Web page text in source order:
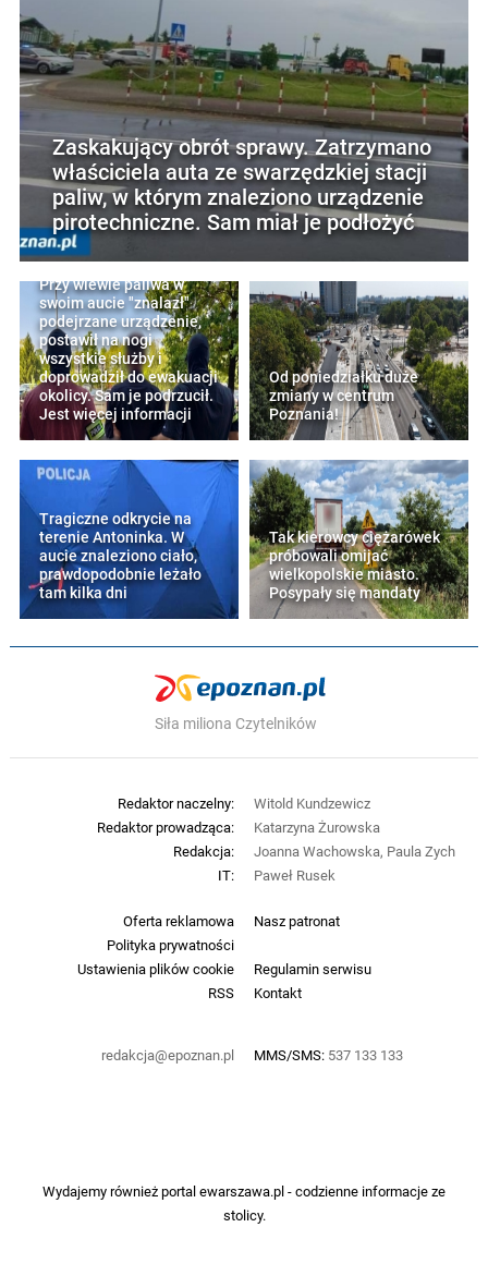
Zaskakujący obrót sprawy. Zatrzymano
właściciela auta ze swarzędzkiej stacji
paliw, w którym znaleziono urządzenie
pirotechniczne. Sam miał je podłożyć
Przy wlewie paliwa w
swoim aucie "znalazł"
podejrzane urządzenie,
postawił na nogi
wszystkie służby i
doprowadził do ewakuacji
okolicy. Sam je podrzucił.
Jest więcej informacji
Od poniedziałku duże
zmiany w centrum
Poznania!
Tragiczne odkrycie na
terenie Antoninka. W
aucie znaleziono ciało,
prawdopodobnie leżało
tam kilka dni
Tak kierowcy ciężarówek
próbowali omijać
wielkopolskie miasto.
Posypały się mandaty
Siła miliona Czytelników
Oferta reklamowa
Nasz patronat
Polityka prywatności
Ustawienia plików cookie
Regulamin serwisu
RSS
Kontakt
redakcja@epoznan.pl MMS/SMS: 537 133 133
Redaktor naczelny:
Witold Kundzewicz
Redaktor prowadząca:
Katarzyna Żurowska
Redakcja:
Joanna Wachowska, Paula Zych
IT:
Paweł Rusek
Wydajemy również portalewarszawa.pl- codzienne informacje ze
stolicy.